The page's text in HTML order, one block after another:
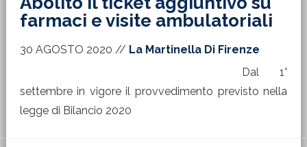
farmaci e visite ambulatoriali
30 AGOSTO 2020 // La Martinella Di Firenze
Dal 1°
settembre in vigore il provvedimento previsto nella
legge di Bilancio 2020